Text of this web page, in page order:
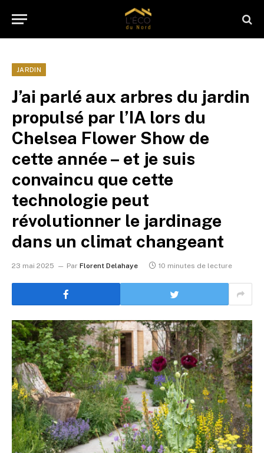
JARDIN
J’ai parlé aux arbres du jardin
propulsé par l’IA lors du
Chelsea Flower Show de
cette année – et je suis
convaincu que cette
technologie peut
révolutionner le jardinage
dans un climat changeant
23 mai 2025 Par Florent Delahaye 10 minutes de lecture